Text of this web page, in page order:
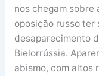
nos chegam
oposição russo ter
desaparecimento
Bielorrússia.
abismo, com altos